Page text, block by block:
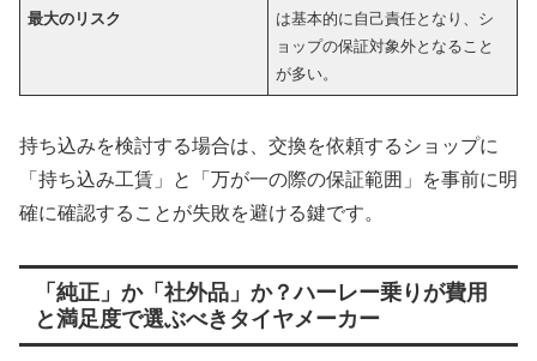
最大のリスク
は基本的に自己責任となり、シ
ョップの保証対象外となること
が多い。
持ち込みを検討する場合は、交換を依頼するショップに
「持ち込み工賃」と「万が一の際の保証範囲」を事前に明
確に確認することが失敗を避ける鍵です。
「純正」か「社外品」か？ハーレー乗りが費用
と満足度で選ぶべきタイヤメーカー